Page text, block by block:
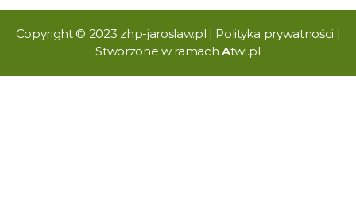
Copyright © 2023 zhp-jaroslaw.pl | Polityka prywatności |
Stworzone w ramachAtwi.pl